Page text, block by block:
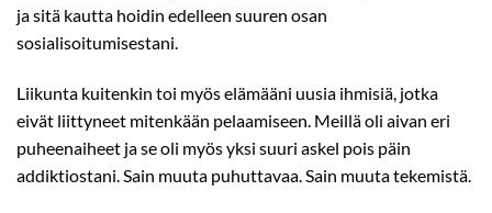
ja sitä kautta hoidin edelleen suuren osan
sosialisoitumisestani.
Liikunta kuitenkin toi myös elämääni uusia ihmisiä, jotka
eivät liittyneet mitenkään pelaamiseen. Meillä oli aivan eri
puheenaiheet ja se oli myös yksi suuri askel pois päin
addiktiostani. Sain muuta puhuttavaa. Sain muuta tekemistä.